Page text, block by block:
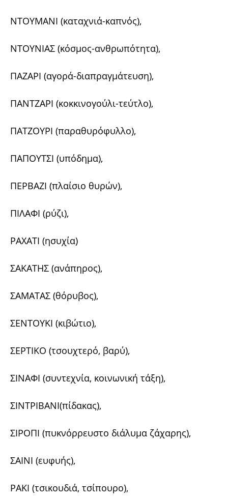
ΝΤΟΥΜΑΝΙ (καταχνιά-καπνός),
ΝΤΟΥΝΙΑΣ (κόσμος-ανθρωπότητα),
ΠΑΖΑΡΙ (αγορά-διαπραγμάτευση),
ΠΑΝΤΖΑΡΙ (κοκκινογούλι-τεύτλο),
ΠΑΤΖΟΥΡΙ (παραθυρόφυλλο),
ΠΑΠΟΥΤΣΙ (υπόδημα),
ΠΕΡΒΑΖΙ (πλαίσιο θυρών),
ΠΙΛΑΦΙ (ρύζι),
ΡΑΧΑΤΙ (ησυχία)
ΣΑΚΑΤΗΣ (ανάπηρος),
ΣΑΜΑΤΑΣ (θόρυβος),
ΣΕΝΤΟΥΚΙ (κιβώτιο),
ΣΕΡΤΙΚΟ (τσουχτερό, βαρύ),
ΣΙΝΑΦΙ (συντεχνία, κοινωνική τάξη),
ΣΙΝΤΡΙΒΑΝΙ(πίδακας),
ΣΙΡΟΠΙ (πυκνόρρευστο διάλυμα ζάχαρης),
ΣΑΙΝΙ (ευφυής),
ΡΑΚΙ (τσικουδιά, τσίπουρο),